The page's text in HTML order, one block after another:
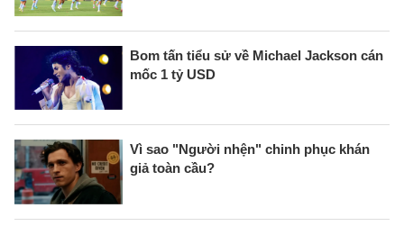
Bom tấn tiểu sử về Michael Jackson cán
mốc 1 tỷ USD
Vì sao "Người nhện" chinh phục khán
giả toàn cầu?